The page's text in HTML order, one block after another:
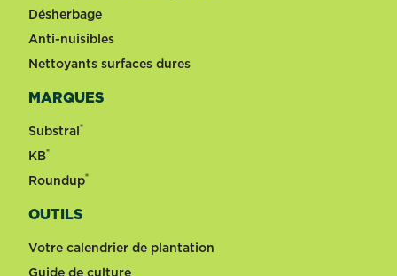
Désherbage
Anti-nuisibles
Nettoyants surfaces dures
MARQUES
Substral®
KB®
Roundup®
OUTILS
Votre calendrier de plantation